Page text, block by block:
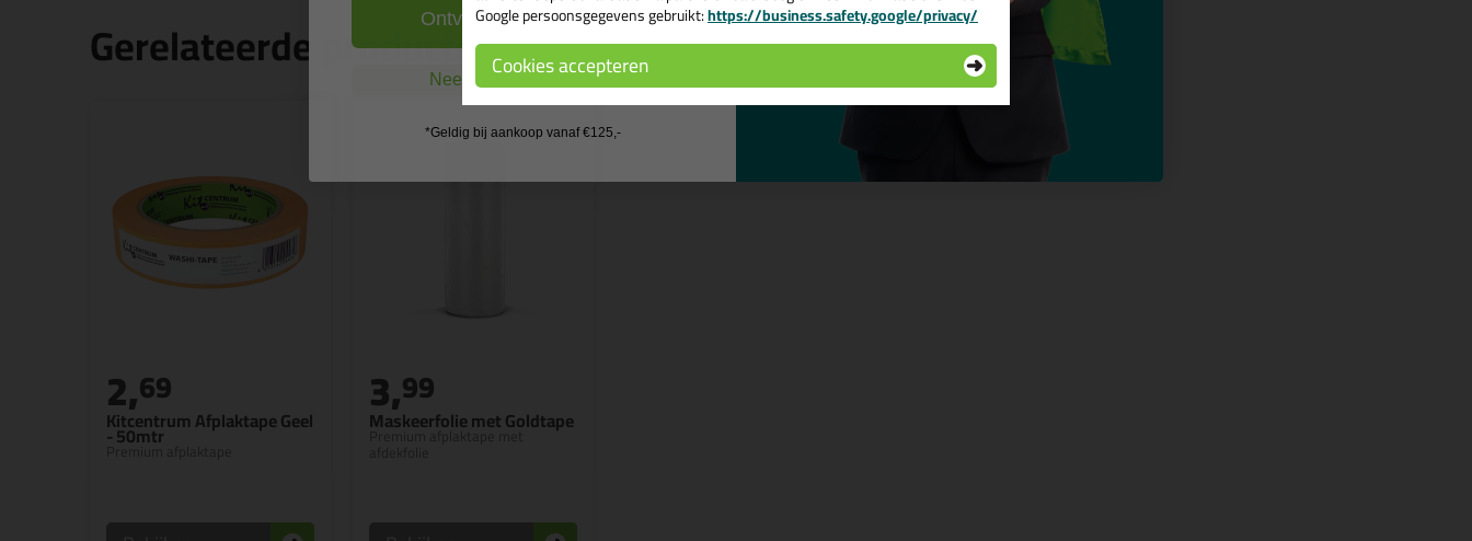
Gerelateerde producten
Kitcentrum Afplaktape Geel
- 50mtr
Premium afplaktape
2,69
Maskeerfolie met Goldtape
Premium afplaktape met
3,99
Google persoonsgegevens gebruikt:https://business.safety.google/privacy/
Cookies accepteren
Ontvang de actiecode ›
Nee, ik wil geen cadeau
*Geldig bij aankoop vanaf €125,-